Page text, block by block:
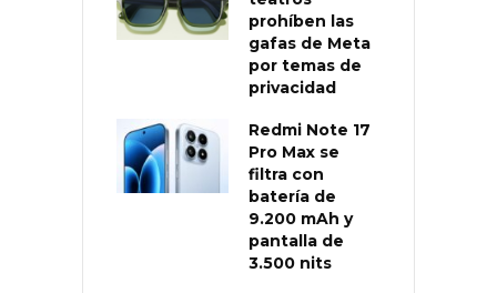
prohíben las
gafas de Meta
por temas de
privacidad
Redmi Note 17
Pro Max se
filtra con
batería de
9.200 mAh y
pantalla de
3.500 nits